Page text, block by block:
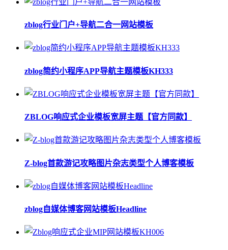
zblog行业门户+导航二合一网站模板
zblog简约小程序APP导航主题模板KH333
ZBLOG响应式企业模板宽屏主题【官方同款】
Z-blog首款游记攻略图片杂志类型个人博客模板
zblog自媒体博客网站模板Headline